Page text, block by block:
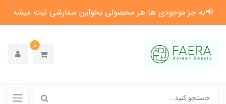
📢به جز موجودی ها هر محصولی بخواین سفارشی ثبت میشه
0